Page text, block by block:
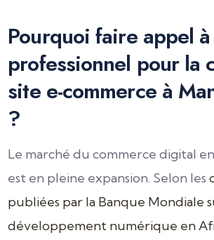
Pourquoi faire appel
professionnel pour la
site e-commerce à
?
Le marché du commerce digital
est en pleine expansion. Selon les
publiées par la Banque Mondiale
développement numérique en